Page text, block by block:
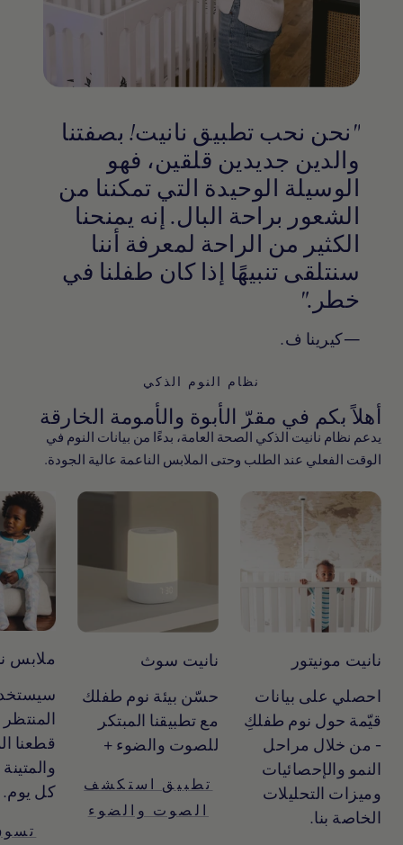
"نحن نحب تطبيق نانيت! بصفتنا
والدين جديدين قلقين، فهو
الوسيلة الوحيدة التي تمكننا من
الشعور براحة البال. إنه يمنحنا
الكثير من الراحة لمعرفة أننا
سنتلقى تنبيهًا إذا كان طفلنا في
خطر."
—كيرينا ف.
نظام النوم الذكي
أهلاً بكم في مقرّ الأبوة والأمومة الخارقة
يدعم نظام نانيت الذكي الصحة العامة، بدءًا من بيانات النوم في
الوقت الفعلي عند الطلب وحتى الملابس الناعمة عالية الجودة.
نانيت مونيتور
احصلي على بيانات
قيّمة حول نوم طفلكِ
- من خلال مراحل
النمو والإحصائيات
وميزات التحليلات
الخاصة بنا.
نانيت سوث
حسّن بيئة نوم طفلك
مع تطبيقنا المبتكر
للصوت والضوء +
تطبيق استكشف
الصوت والضوء
ملابس
قطعنا
كل يوم.